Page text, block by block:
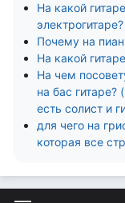
На какой
электрогитаре?
Почему на
На какой
На чем
на бас гитаре?
есть солист и
для чего на
которая все